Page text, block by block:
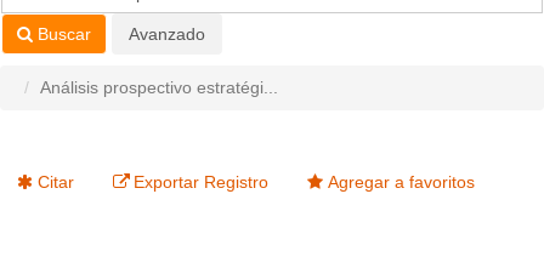
Buscar Avanzado
Análisis prospectivo estratégi...
Citar Exportar Registro Agregar a favoritos